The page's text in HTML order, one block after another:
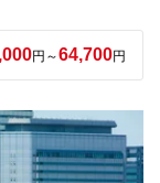
円～64,700円